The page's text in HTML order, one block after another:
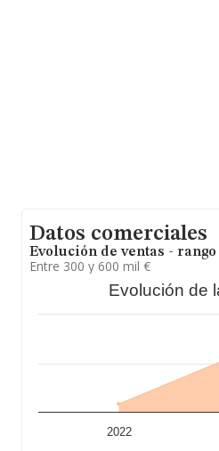
Datos comerciales
Evolución de ventas -
Entre 300 y 600 mil €
Evolución de
2022